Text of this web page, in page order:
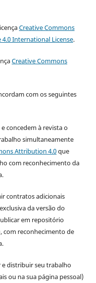
Creative Commons
International License.
Creative Commons
com os seguintes
concedem à revista o
simultaneamente
Attribution 4.0que
com reconhecimento da
contratos adicionais
da versão do
em repositório
com reconhecimento de
e distribuir seu trabalho
ou na sua página pessoal)